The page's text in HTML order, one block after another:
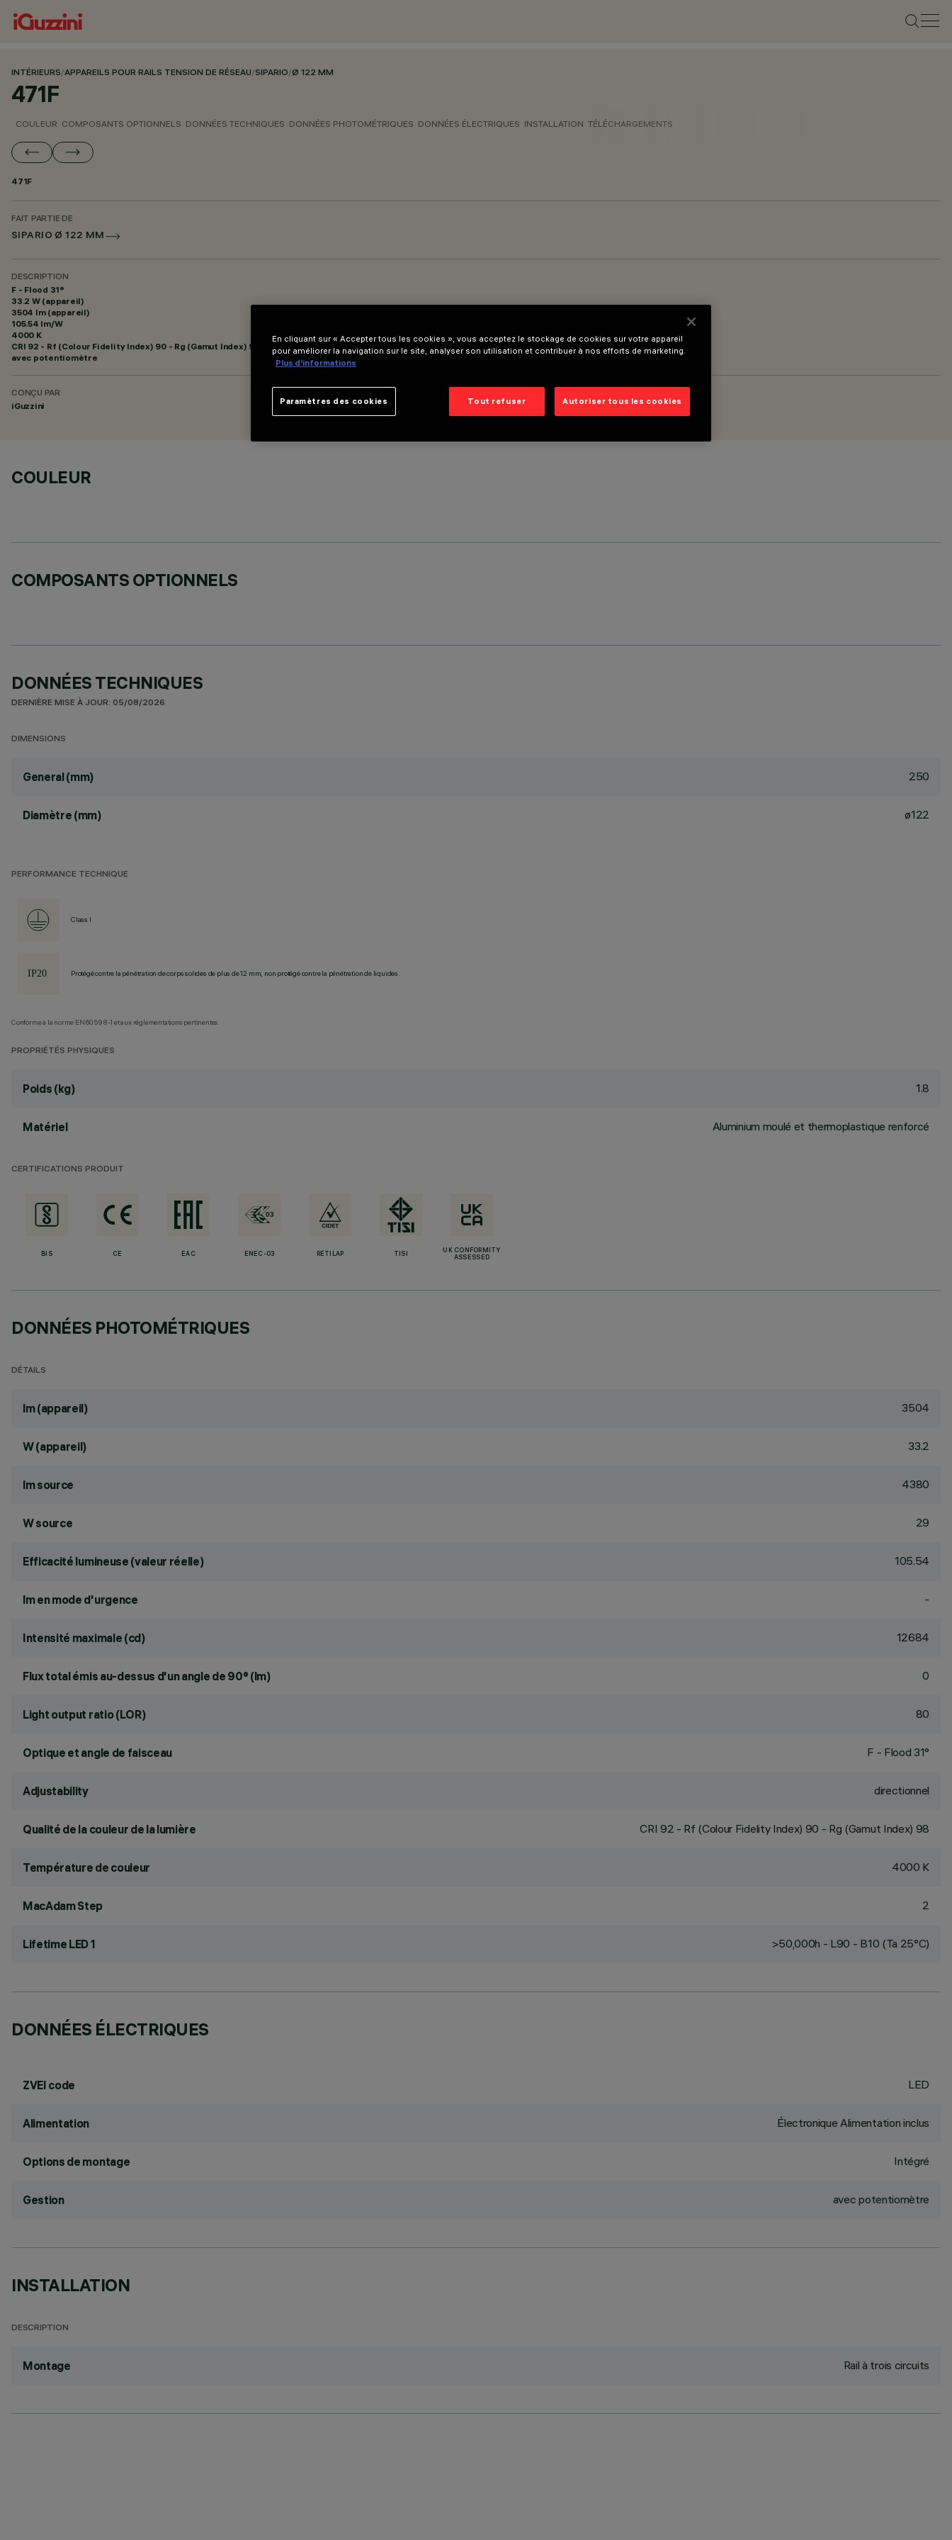
INTÉRIEURS/APPAREILS POUR RAILS TENSION DE RÉSEAU/SIPARIO/Ø 122 MM
471F
COULEUR COMPOSANTS OPTIONNELS DONNÉES TECHNIQUES DONNÉES PHOTOMÉTRIQUES DONNÉES ÉLECTRIQUES INSTALLATION TÉLÉCHARGEMENTS
471F
FAIT PARTIE DE
SIPARIO Ø 122 MM
DESCRIPTION
F - Flood 31°
33.2 W (appareil)
3504 lm (appareil)
105.54 lm/W
4000 K
CRI 92 - Rf (Colour Fidelity Index) 90 - Rg (Gamut Index) 98
avec potentiomètre
CONÇU PAR
iGuzzini
COULEUR
COMPOSANTS OPTIONNELS
DONNÉES TECHNIQUES
DERNIÈRE MISE À JOUR: 05/08/2026
DIMENSIONS
General (mm) 250
Diamètre (mm) ø122
PERFORMANCE TECHNIQUE
Class I
Protégé contre la pénétration de corps solides de plus de 12 mm, non protégé contre la pénétration de liquides.
Conforme à la norme EN60598-1 et aux réglementations pertinentes.
PROPRIÉTÉS PHYSIQUES
Poids (kg) 1.8
Matériel Aluminium moulé et thermoplastique renforcé
CERTIFICATIONS PRODUIT
BIS CE EAC ENEC-03 RETILAP TISI
UK CONFORMITY
ASSESSED
DONNÉES PHOTOMÉTRIQUES
DÉTAILS
lm (appareil) 3504
W (appareil) 33.2
lm source 4380
W source 29
Efficacité lumineuse (valeur réelle) 105.54
lm en mode d'urgence -
Intensité maximale (cd) 12684
Flux total émis au-dessus d'un angle de 90° (lm) 0
Light output ratio (LOR) 80
Optique et angle de faisceau F - Flood 31°
Adjustability directionnel
Qualité de la couleur de la lumière CRI 92 - Rf (Colour Fidelity Index) 90 - Rg (Gamut Index) 98
Température de couleur 4000 K
MacAdam Step 2
Lifetime LED 1 >50,000h - L90 - B10 (Ta 25°C)
DONNÉES ÉLECTRIQUES
ZVEI code LED
Alimentation Électronique Alimentation inclus
Options de montage Intégré
Gestion avec potentiomètre
INSTALLATION
DESCRIPTION
Montage Rail à trois circuits
En cliquant sur « Accepter tous les cookies », vous acceptez le stockage de cookies sur votre appareil
pour améliorer la navigation sur le site, analyser son utilisation et contribuer à nos efforts de marketing.
Plus d’informations
Tout refuser Autoriser tous les cookies
Paramètres des cookies